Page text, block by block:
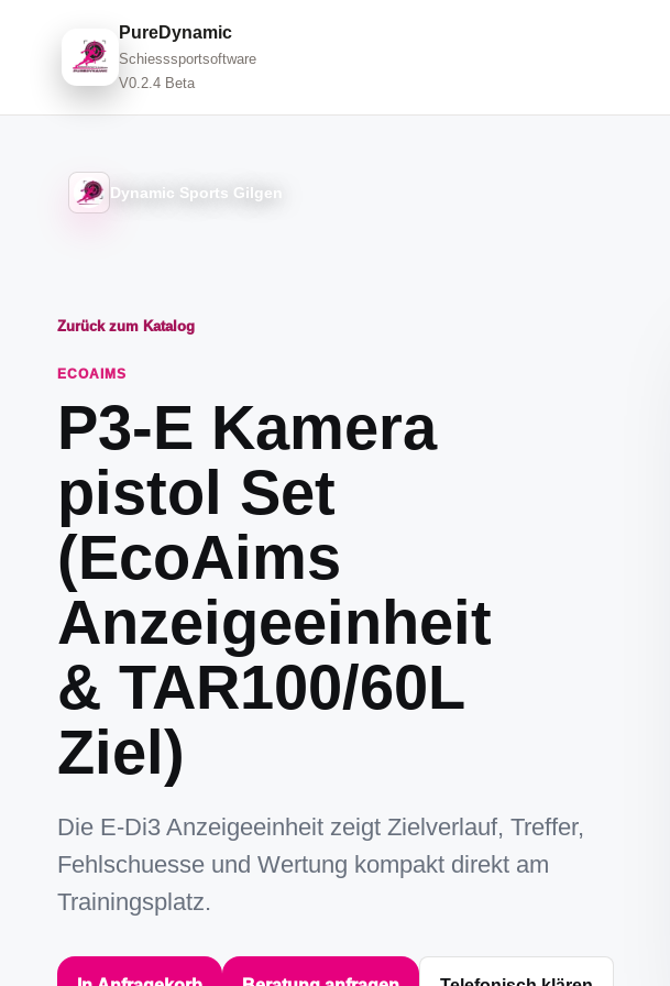
PureDynamic
Schiesssportsoftware
V0.2.4 Beta
Dynamic Sports Gilgen
Zurück zum Katalog
ECOAIMS
P3-E Kamera
pistol Set
(EcoAims
Anzeigeeinheit
& TAR100/60L
Ziel)
Die E-Di3 Anzeigeeinheit zeigt Zielverlauf, Treffer,
Fehlschuesse und Wertung kompakt direkt am
Trainingsplatz.